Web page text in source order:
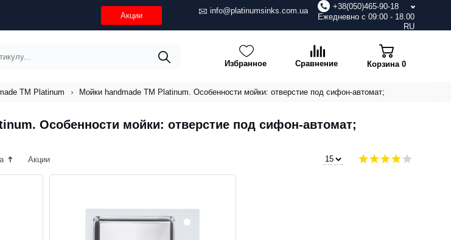
Акции
info@platinumsinks.com.ua
+38(050)465-90-18
Ежедневно с 09:00 - 18.00
RU
Избранное Сравнение Корзина 0
ТМ Platinum Мойки handmade ТМ Platinum. Особенности мойки: отверстие под сифон-автомат;
Особенности мойки: отверстие под сифон-автомат;
Акции